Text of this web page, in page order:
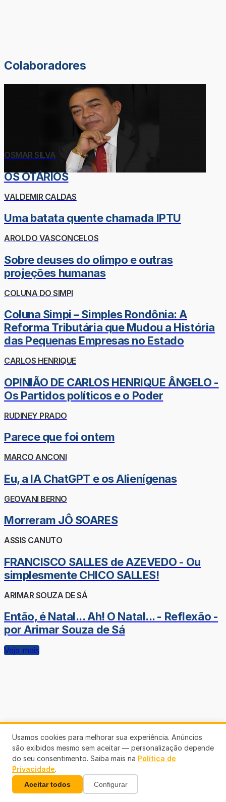
Colaboradores
OSMAR SILVA
OS OTÁRIOS
VALDEMIR CALDAS
Uma batata quente chamada IPTU
AROLDO VASCONCELOS
Sobre deuses do olimpo e outras
projeções humanas
COLUNA DO SIMPI
Coluna Simpi – Simples Rondônia: A
Reforma Tributária que Mudou a História
das Pequenas Empresas no Estado
CARLOS HENRIQUE
OPINIÃO DE CARLOS HENRIQUE ÂNGELO -
Os Partidos políticos e o Poder
RUDINEY PRADO
Parece que foi ontem
MARCO ANCONI
Eu, a IA ChatGPT e os Alienígenas
GEOVANI BERNO
Morreram JÔ SOARES
ASSIS CANUTO
FRANCISCO SALLES de AZEVEDO - Ou
simplesmente CHICO SALLES!
ARIMAR SOUZA DE SÁ
Então, é Natal... Ah! O Natal... - Reflexão -
por Arimar Souza de Sá
Veja mais
Usamos cookies para melhorar sua experiência. Anúncios
são exibidos mesmo sem aceitar — personalização depende
do seu consentimento. Saiba mais na Política de
Privacidade.
Aceitar todos Configurar